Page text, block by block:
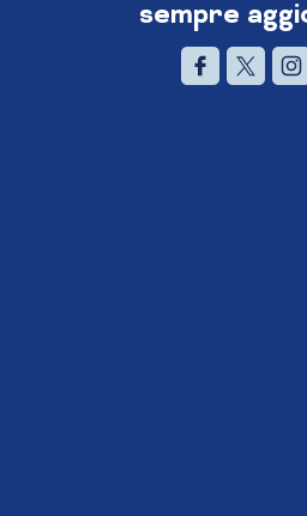
sempre